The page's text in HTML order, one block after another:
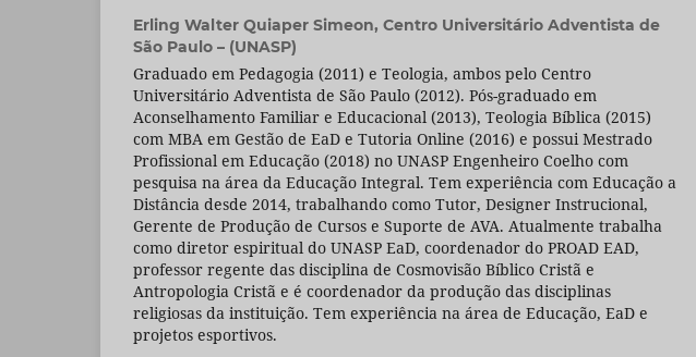
Erling Walter Quiaper Simeon, Centro Universitário Adventista de
São Paulo – (UNASP)
Graduado em Pedagogia (2011) e Teologia, ambos pelo Centro
Universitário Adventista de São Paulo (2012). Pós-graduado em
Aconselhamento Familiar e Educacional (2013), Teologia Bíblica (2015)
com MBA em Gestão de EaD e Tutoria Online (2016) e possui Mestrado
Profissional em Educação (2018) no UNASP Engenheiro Coelho com
pesquisa na área da Educação Integral. Tem experiência com Educação a
Distância desde 2014, trabalhando como Tutor, Designer Instrucional,
Gerente de Produção de Cursos e Suporte de AVA. Atualmente trabalha
como diretor espiritual do UNASP EaD, coordenador do PROAD EAD,
professor regente das disciplina de Cosmovisão Bíblico Cristã e
Antropologia Cristã e é coordenador da produção das disciplinas
religiosas da instituição. Tem experiência na área de Educação, EaD e
projetos esportivos.